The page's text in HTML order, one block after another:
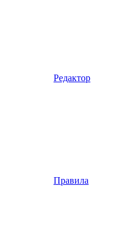
Редактор
Правила